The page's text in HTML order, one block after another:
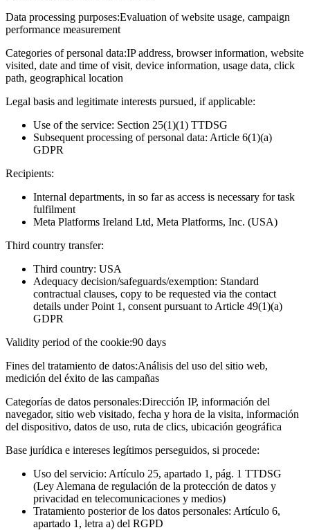
Data processing purposes:Evaluation of website usage, campaign
performance measurement
Categories of personal data:IP address, browser information, website
visited, date and time of visit, device information, usage data, click
path, geographical location
Legal basis and legitimate interests pursued, if applicable:
Use of the service: Section 25(1)(1) TTDSG
Subsequent processing of personal data: Article 6(1)(a)
GDPR
Recipients:
Internal departments, in so far as access is necessary for task
fulfilment
Meta Platforms Ireland Ltd, Meta Platforms, Inc. (USA)
Third country transfer:
Third country: USA
Adequacy decision/safeguards/exemption: Standard
contractual clauses, copy to be requested via the contact
details under Point 1, consent pursuant to Article 49(1)(a)
GDPR
Validity period of the cookie:90 days
Fines del tratamiento de datos:Análisis del uso del sitio web,
medición del éxito de las campañas
Categorías de datos personales:Dirección IP, información del
navegador, sitio web visitado, fecha y hora de la visita, información
del dispositivo, datos de uso, ruta de clics, ubicación geográfica
Base jurídica e intereses legítimos perseguidos, si procede:
Uso del servicio: Artículo 25, apartado 1, pág. 1 TTDSG
(Ley Alemana de regulación de la protección de datos y
privacidad en telecomunicaciones y medios)
Tratamiento posterior de los datos personales: Artículo 6,
apartado 1, letra a) del RGPD